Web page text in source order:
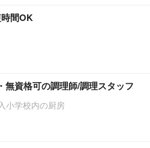
間OK
無資格可の調理師/調理スタッフ
小学校内の厨房